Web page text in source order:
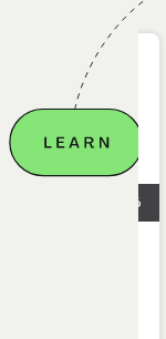
28.04.2026